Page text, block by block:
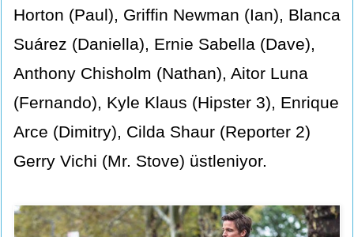
Horton (Paul), Griffin Newman (Ian), Blanca
Suárez (Daniella), Ernie Sabella (Dave),
Anthony Chisholm (Nathan), Aitor Luna
(Fernando), Kyle Klaus (Hipster 3), Enrique
Arce (Dimitry), Cilda Shaur (Reporter 2)
Gerry Vichi (Mr. Stove) üstleniyor.